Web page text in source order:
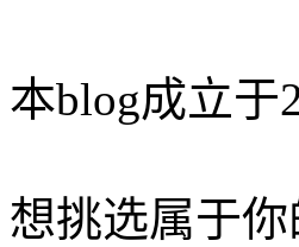
本blog成立于
想挑选属于